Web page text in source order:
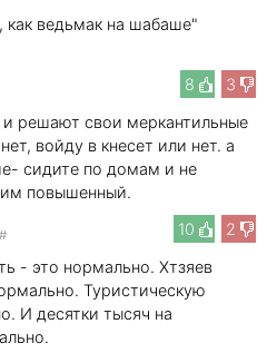
как ведьмак на шабаше"
8
3
и решают свои меркантильные
войду в кнесет или нет. а
сидите по домам и не
повышенный.
10
2
#
- это нормально. Хтзяев
Туристическую
И десятки тысяч на